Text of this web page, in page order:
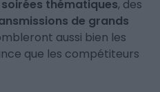
soirées thématiques, des
de grands
aussi bien les
que les compétiteurs